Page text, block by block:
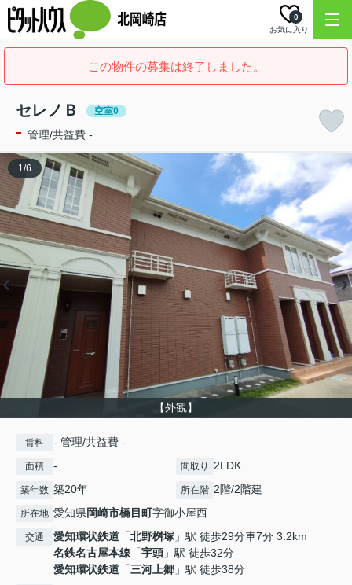
お気に入り
0
この物件の募集は終了しました。
セレノＢ 空室0
- 管理/共益費 -
【外観】
1/6
賃料 - 管理/共益費 -
面積 - 間取り 2LDK
築年数 築20年 所在階 2階/2階建
所在地 愛知県岡崎市橋目町字御小屋西
交通 愛知環状鉄道 「北野桝塚 」駅 徒歩29分車7分 3.2km
名鉄名古屋本線 「宇頭 」駅 徒歩32分
愛知環状鉄道 「三河上郷 」駅 徒歩38分